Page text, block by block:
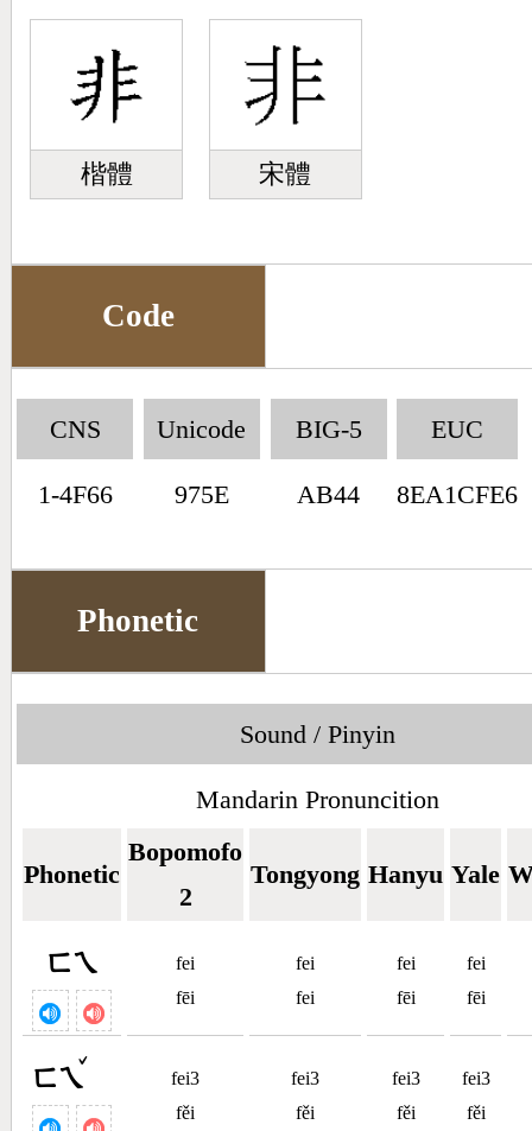
楷體 宋體
Code
CNS
1-4F66
Unicode
975E
BIG-5
AB44
EUC
8EA1CFE6
Phonetic
Sound / Pinyin
Mandarin Pronuncition
Phonetic
Bopomofo
2
Tongyong Hanyu Yale
ㄈㄟ
fei
fēi
fei
fei
fei
fēi
fei
fēi
ㄈㄟ
ˇ
fei3
fěi
fei3
fěi
fei3
fěi
fei3
fěi